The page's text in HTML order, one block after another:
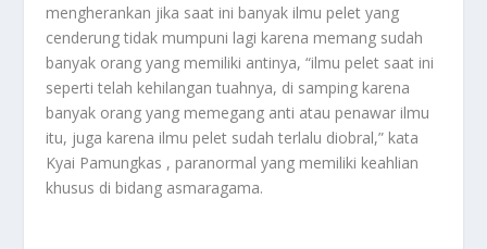
mengherankan jika saat ini banyak ilmu pelet yang
cenderung tidak mumpuni lagi karena memang sudah
banyak orang yang memiliki antinya, “ilmu pelet saat ini
seperti telah kehilangan tuahnya, di samping karena
banyak orang yang memegang anti atau penawar ilmu
itu, juga karena ilmu pelet sudah terlalu diobral,” kata
Kyai Pamungkas , paranormal yang memiliki keahlian
khusus di bidang asmaragama.